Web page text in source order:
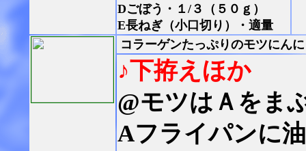
Dごぼう・１/３（５０ｇ）
E長ねぎ（小口切り）・適量
コラーゲンたっぷりのモツにん
♪下拵えほか
@モツはＡをま
Aフライパンに